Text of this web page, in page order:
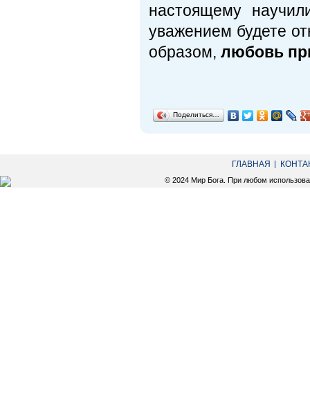
настоящему
уважением будете
образом, любовь
Поделиться…
ГЛАВНАЯ
© 2024 Мир Бога. При любом